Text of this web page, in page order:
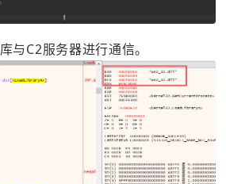
库与C2服务器进行通信。